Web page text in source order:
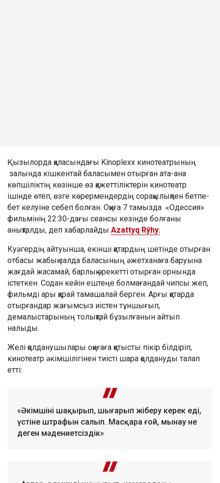
Қызылорда қаласындағы Kinoplexx кинотеатрының
залында кішкентай баласымен отырған ата-ана
көпшіліктің көзінше өз қажеттіліктерін кинотеатр
ішінде өтеп, өзге көрермендердің сорақылықпен бетпе-
бет келуіне себеп болған. Оқиға 7 тамызда «Одессия»
фильмінің 22:30-дағы сеансы кезінде болғаны
анықталды, деп хабарлайды Azattyq Rýhy.
Куәгердің айтуынша, екінші қатардың шетінде отырған
отбасы жабық залда баласының әжетханаға баруына
жағдай жасамай, барлық әрекетті отырған орнында
істеткен. Содан кейін ештеңе болмағандай чипсы жеп,
фильмді ары қарай тамашалай берген. Арғы қатарда
отырғандар жағымсыз иістен тұншығып,
демалыстарының толықтай бұзылғанын айтып
налыды.
Желі қолданушылары оқиғаға қатысты пікір білдіріп,
кинотеатр әкімшілігінен тиісті шара қолдануды талап
етті:
«Әкімшіні шақырып, шығарып жіберу керек еді,
үстіне штрафын салып. Масқара ғой, мынау не
деген мәдениетсіздік»